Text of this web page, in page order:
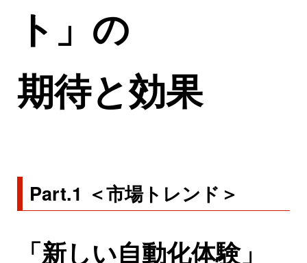
ト」の
期待と効果
Part.1 ＜市場トレンド＞
「新しい自動化体験」